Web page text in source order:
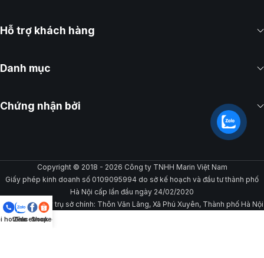
Hỗ trợ khách hàng
Danh mục
Chứng nhận bởi
Copyright © 2018 - 2026 Công ty TNHH Marin Việt Nam
Giấy phép kinh doanh số 0109095994 do sở kế hoạch và đầu tư thành phố
Hà Nội cấp lần đầu ngày 24/02/2020
Địa chỉ đăng ký trụ sở chính: Thôn Văn Lãng, Xã Phú Xuyên, Thành phố Hà Nội
hotline
Zalo
Facebook
Shopee